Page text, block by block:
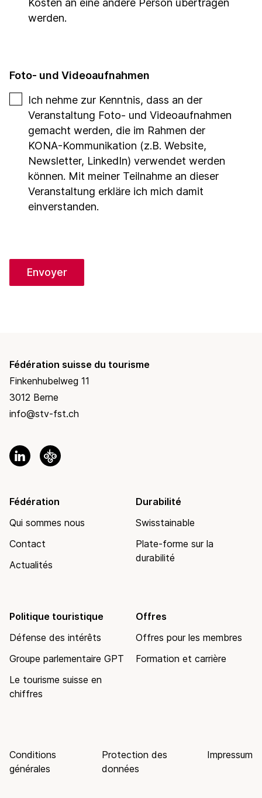
Kosten an eine andere Person übertragen
werden.
Foto- und Videoaufnahmen
Ich nehme zur Kenntnis, dass an der
Veranstaltung Foto- und Videoaufnahmen
gemacht werden, die im Rahmen der
KONA-Kommunikation (z.B. Website,
Newsletter, LinkedIn) verwendet werden
können. Mit meiner Teilnahme an dieser
Veranstaltung erkläre ich mich damit
einverstanden.
Envoyer
Fédération suisse du tourisme
Finkenhubelweg 11
3012 Berne
info@stv-fst.ch
Fédération
Qui sommes nous
Contact
Actualités
Durabilité
Swisstainable
Plate-forme sur la
durabilité
Politique touristique
Défense des intérêts
Groupe parlementaire GPT
Le tourisme suisse en
chiffres
Offres
Offres pour les membres
Formation et carrière
Conditions
générales
Protection des
données
Impressum